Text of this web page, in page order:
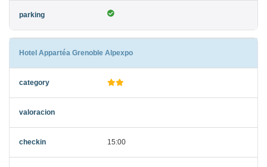
Hotel Appartéa Grenoble Alpexpo
15:00